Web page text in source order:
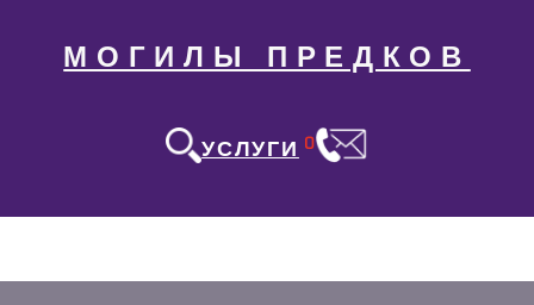
МОГИЛЫ ПРЕДКОВ
УСЛУГИ 0